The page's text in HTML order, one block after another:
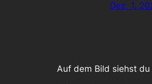
Dez. 1,
Auf dem Bild siehst